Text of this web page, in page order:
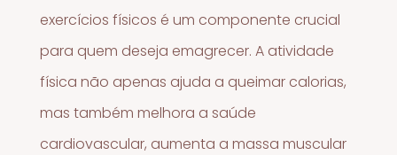
exercícios físicos é um componente crucial
para quem deseja emagrecer. A atividade
física não apenas ajuda a queimar calorias,
mas também melhora a saúde
cardiovascular, aumenta a massa muscular